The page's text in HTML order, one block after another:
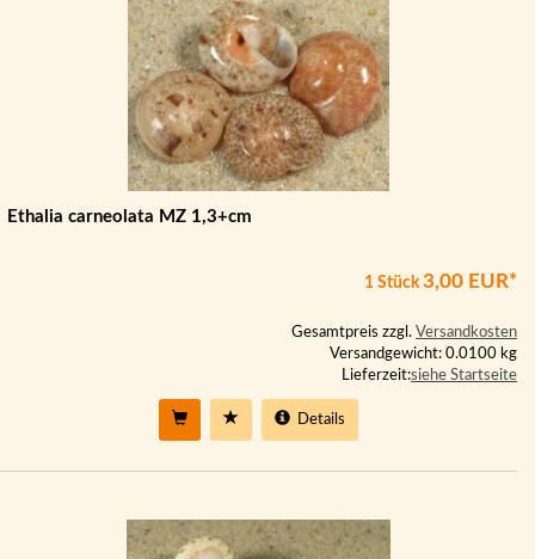
Ethalia carneolata MZ 1,3+cm
1 Stück3,00 EUR*
Gesamtpreis zzgl. Versandkosten
Versandgewicht: 0.0100 kg
Lieferzeit:siehe Startseite
Details